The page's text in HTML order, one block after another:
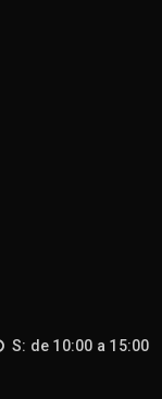
S: de 10:00 a 15:00